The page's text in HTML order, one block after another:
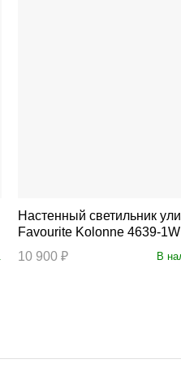
Настенный светильник
Favourite Kolonne 4639-1W
10 900 ₽
В